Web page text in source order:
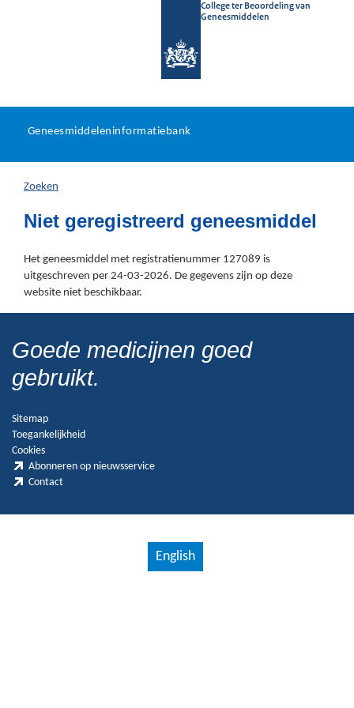
College ter Beoordeling van
Geneesmiddelen
U
hier:
Geneesmiddeleninformatiebank
Zoeken
Niet geregistreerd geneesmiddel
Het geneesmiddel met registratienummer 127089 is
uitgeschreven per 24-03-2026. De gegevens zijn op deze
website niet beschikbaar.
Goede medicijnen goed
gebruikt.
Sitemap
Toegankelijkheid
Cookies
Abonneren op nieuwsservice
Contact
English